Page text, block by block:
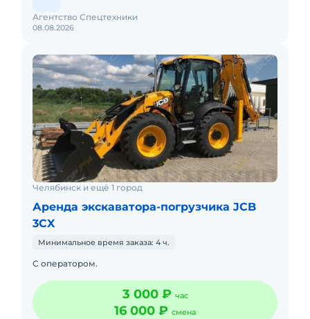
08.08.2026
Агентство Спецтехники
Челябинск и ещё 1 город
Аренда экскаватора-погрузчика JCB
3CX
Минимальное время заказа: 4 ч.
С оператором.
3 000 ₽ час
16 000 ₽ смена